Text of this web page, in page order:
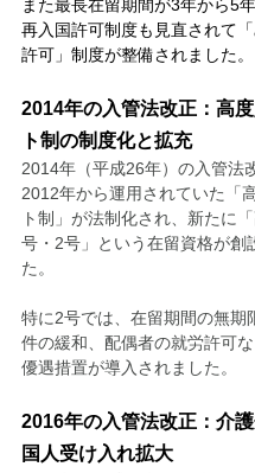
また最長在留期間が3年から5
再入国許可制度も見直されて
許可」制度が整備されました。
2014年の入管法改正：高
ト制の制度化と拡充
2014年（平成26年）の入管法
2012年から運用されていた「
ト制」が法制化され、新たに
号・2号」という在留資格が創
た。
特に2号では、在留期間の無期
件の緩和、配偶者の就労許可
優遇措置が導入されました。
2016年の入管法改正：介
国人受け入れ拡大